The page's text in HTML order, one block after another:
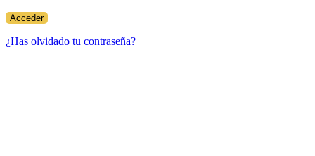
¿Has olvidado tu contraseña?